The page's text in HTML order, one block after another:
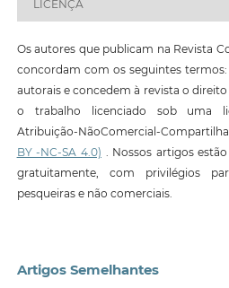
LICENÇA
Os autores que publicam na Revista
concordam com os seguintes
autorais e concedem à revista o
o trabalho licenciado sob uma
Atribuição-NãoComercial-
BY -NC-SA 4.0) . Nossos artigos
gratuitamente, com privilégios
pesqueiras e não comerciais.
Artigos Semelhantes